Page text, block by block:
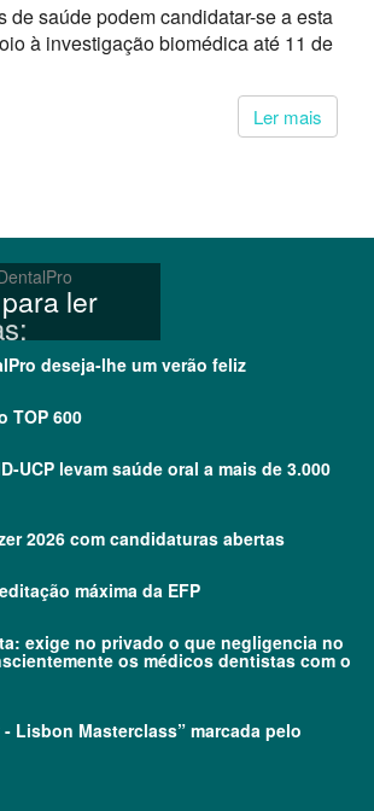
de saúde podem candidatar-se a esta
à investigação biomédica até 11 de
Ler mais
ler
deseja-lhe um verão feliz
TOP 600
UCP levam saúde oral a mais de 3.000
2026 com candidaturas abertas
máxima da EFP
exige no privado o que negligencia no
os médicos dentistas com o
Lisbon Masterclass” marcada pelo